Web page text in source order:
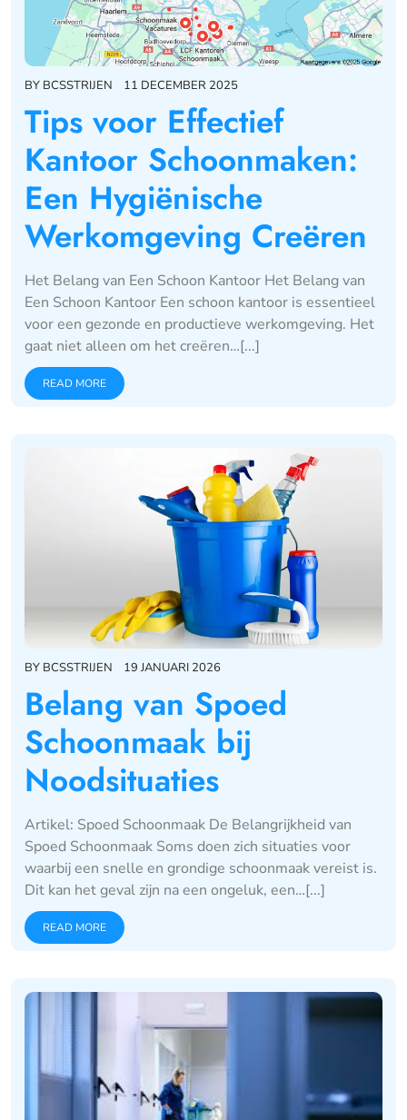
BY BCSSTRIJEN 11 DECEMBER 2025
Tips voor Effectief
Kantoor Schoonmaken:
Een Hygiënische
Werkomgeving Creëren
Het Belang van Een Schoon Kantoor Het Belang van
Een Schoon Kantoor Een schoon kantoor is essentieel
voor een gezonde en productieve werkomgeving. Het
gaat niet alleen om het creëren…[...]
READ MORE
BY BCSSTRIJEN 19 JANUARI 2026
Belang van Spoed
Schoonmaak bij
Noodsituaties
Artikel: Spoed Schoonmaak De Belangrijkheid van
Spoed Schoonmaak Soms doen zich situaties voor
waarbij een snelle en grondige schoonmaak vereist is.
Dit kan het geval zijn na een ongeluk, een…[...]
READ MORE